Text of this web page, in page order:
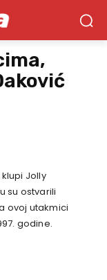
Jolly
su ostvarili
ovoj utakmici
godine.